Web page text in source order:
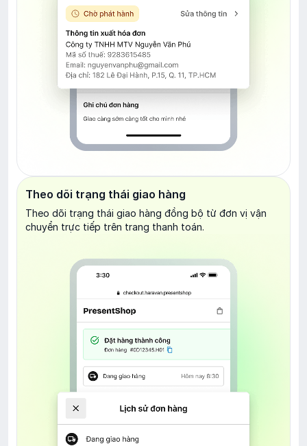
Theo dõi trạng thái giao hàng
Theo dõi trạng thái giao hàng đồng bộ từ đơn vị vận
chuyển trực tiếp trên trang thanh toán.